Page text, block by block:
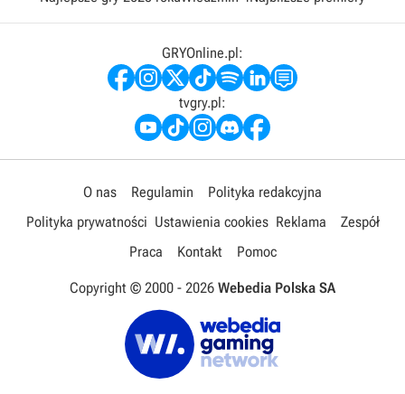
GRYOnline.pl:
tvgry.pl:
O nas Regulamin
Polityka redakcyjna
Polityka prywatności Ustawienia cookies Reklama
Zespół
Praca
Kontakt Pomoc
Copyright © 2000 - 2026 Webedia Polska SA